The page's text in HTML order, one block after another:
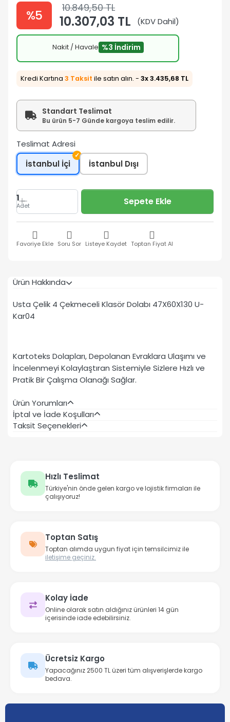
%5 10.849,50 TL
10.307,03 TL (KDV Dahil)
Nakit / Havale %3 İndirim
Kredi Kartına 3 Taksit ile satın alın. - 3x 3.435,68 TL
Standart Teslimat
Bu ürün 5-7 Günde kargoya teslim edilir.
Teslimat Adresi
İstanbul İçi
✓
İstanbul Dışı
1
Adet Sepete Ekle
Favoriye Ekle Soru Sor Listeye Kaydet Toptan Fiyat Al
Ürün Hakkında
Usta Çelik 4 Çekmeceli Klasör Dolabı 47X60X130 U-
Kar04
Kartoteks Dolapları, Depolanan Evraklara Ulaşımı ve
İncelenmeyi Kolaylaştıran Sistemiyle Sizlere Hızlı ve
Pratik Bir Çalışma Olanağı Sağlar.
Ürün Yorumları
İptal ve İade Koşulları
Taksit Seçenekleri
Hızlı Teslimat
Türkiye'nin önde gelen kargo ve lojistik firmaları ile
çalışıyoruz!
Toptan Satış
Toptan alımda uygun fiyat için temsilcimiz ile
iletişime geçiniz.
Kolay İade
Online olarak satın aldığınız ürünleri 14 gün
içerisinde iade edebilirsiniz.
Ücretsiz Kargo
Yapacağınız 2500 TL üzeri tüm alışverişlerde kargo
bedava.